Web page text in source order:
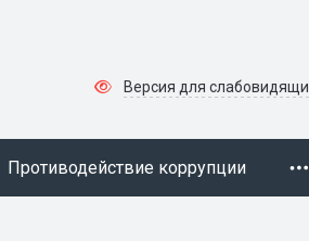
Версия для
Противодействие коррупции